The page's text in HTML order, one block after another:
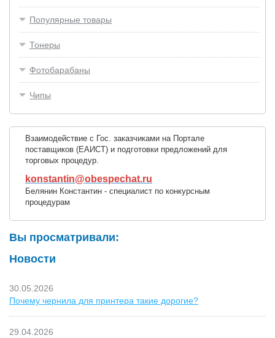
Популярные товары
Тонеры
Фотобарабаны
Чипы
Взаимодействие с Гос. заказчиками на Портале
поставщиков (ЕАИСТ) и подготовки предложений для
торговых процедур.
konstantin@obespechat.ru
Белянин Константин - специалист по конкурсным
процедурам
Вы просматривали:
Новости
30.05.2026
Почему чернила для принтера такие дорогие?
29.04.2026